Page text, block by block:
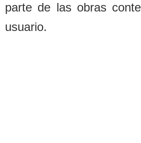
parte de las obras
usuario.